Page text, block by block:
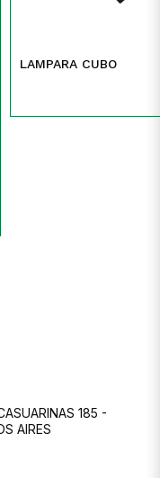
LAMPARA CUBO
185 -
AIRES